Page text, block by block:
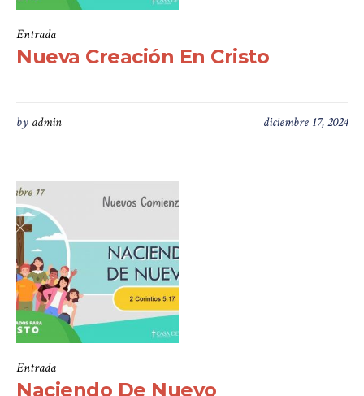
Entrada
Nueva Creación En Cristo
diciembre 17, 2024
by admin
Entrada
Naciendo De Nuevo